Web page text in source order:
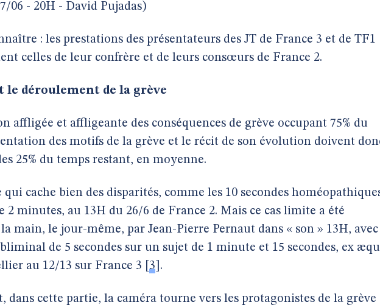
06 - 20H - David Pujadas)
: les prestations des présentateurs des JT de France 3 et de TF1
celles de leur confrère et de leurs consœurs de France 2.
le déroulement de la grève
affligée et affligeante des conséquences de grève occupant 75% du
des motifs de la grève et le récit de son évolution doivent
25% du temps restant, en moyenne.
qui cache bien des disparités, comme les 10 secondes
2 minutes, au 13H du 26/6 de France 2. Mais ce cas limite a été
la main, le jour-même, par Jean-Pierre Pernaut dans « son » 13H, avec
de 5 secondes sur un sujet de 1 minute et 15 secondes, ex
au 12/13 sur France 3
3 .
dans cette partie, la caméra tourne vers les protagonistes de la grève